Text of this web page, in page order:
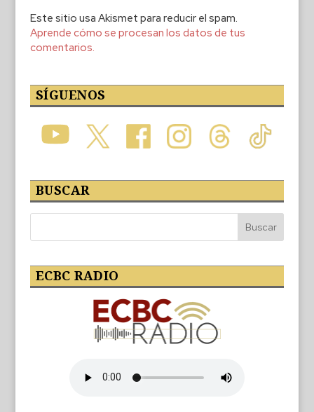
Este sitio usa Akismet para reducir el spam.
Aprende cómo se procesan los datos de tus
comentarios.
SÍGUENOS
BUSCAR
ECBC RADIO